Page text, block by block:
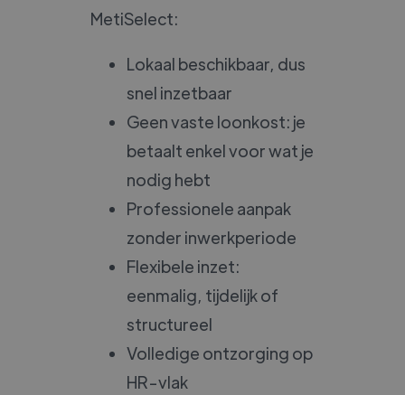
MetiSelect:
Lokaal beschikbaar, dus
snel inzetbaar
Geen vaste loonkost: je
betaalt enkel voor wat je
nodig hebt
Professionele aanpak
zonder inwerkperiode
Flexibele inzet:
eenmalig, tijdelijk of
structureel
Volledige ontzorging op
HR-vlak